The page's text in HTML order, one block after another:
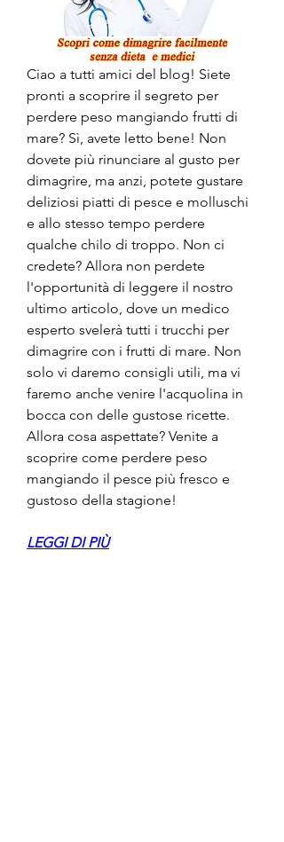
Ciao a tutti amici del blog! Siete
pronti a scoprire il segreto per
perdere peso mangiando frutti di
mare? Sì, avete letto bene! Non
dovete più rinunciare al gusto per
dimagrire, ma anzi, potete gustare
deliziosi piatti di pesce e molluschi
e allo stesso tempo perdere
qualche chilo di troppo. Non ci
credete? Allora non perdete
l'opportunità di leggere il nostro
ultimo articolo, dove un medico
esperto svelerà tutti i trucchi per
dimagrire con i frutti di mare. Non
solo vi daremo consigli utili, ma vi
faremo anche venire l'acquolina in
bocca con delle gustose ricette.
Allora cosa aspettate? Venite a
scoprire come perdere peso
mangiando il pesce più fresco e
gustoso della stagione!
LEGGI DI PIÙ